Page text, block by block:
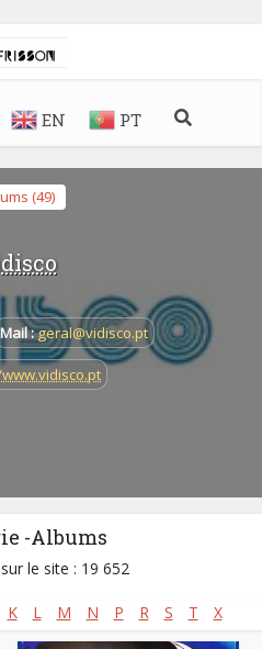
EN PT
(49)
Mail :geral@vidisco.pt
-Albums
le site : 19 652
K L M N P R S T X